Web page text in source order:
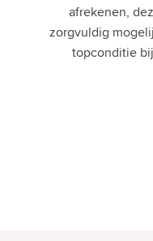
afrekenen,
zorgvuldig
topconditie